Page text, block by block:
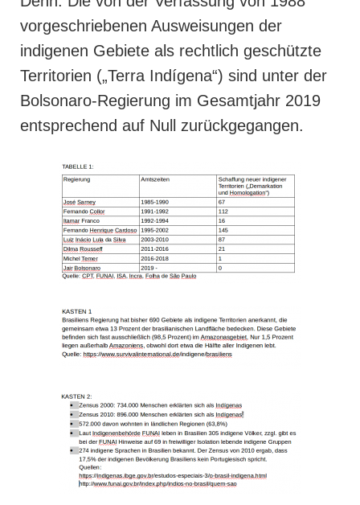
vorgeschriebenen Ausweisungen der
indigenen Gebiete als rechtlich geschützte
Territorien („Terra Indígena“) sind unter der
Bolsonaro-Regierung im Gesamtjahr 2019
entsprechend auf Null zurückgegangen.